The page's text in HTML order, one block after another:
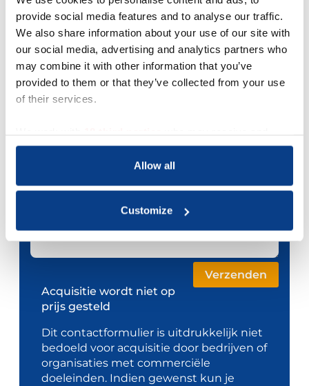
provide social media features and to analyse our traffic.
We also share information about your use of our site with
our social media, advertising and analytics partners who
may combine it with other information that you’ve
provided to them or that they’ve collected from your use
of their services.
process your information.
Allow all
Customize
Je e-mailadres *
Telefoonnummer
Je bericht *
Acquisitie wordt niet op
prijs gesteld
Dit contactformulier is uitdrukkelijk niet
bedoeld voor acquisitie door bedrijven of
organisaties met commerciële
doeleinden. Indien gewenst kun je